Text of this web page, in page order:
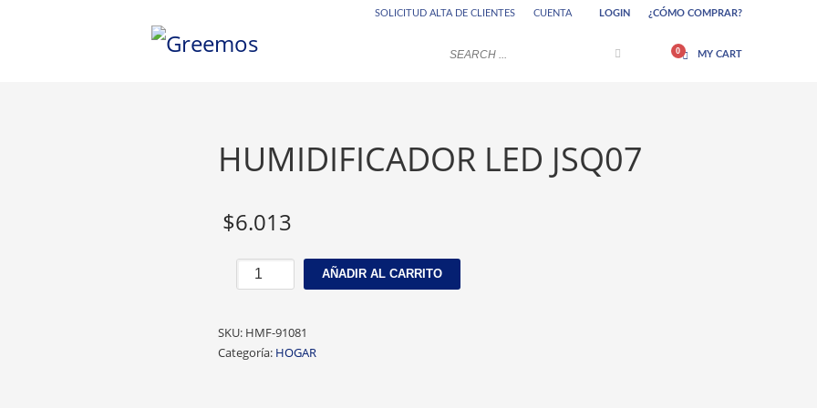
y agregue sus productos
3
Finalice pedido. Un vendedor se
enviando un correo electrónico a
SOLICITUD ALTA DE CLIENTES CUENTA LOGIN ¿CÓMO COMPRAR?
MY CART
HUMIDIFICADOR LED JSQ07
$6.013
HUMIDIFICADOR
LED
cantidad
AÑADIR AL CARRITO
SKU: HMF-91081
Categoría: HOGAR